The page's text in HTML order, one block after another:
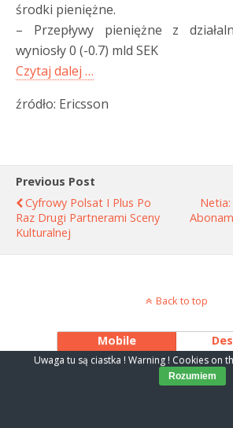
środki pieniężne.
– Przepływy pieniężne z
wyniosły 0 (-0.7) mld SEK
Czytaj dalej …
źródło: Ericsson
Previous Post
Cyfrowy Polsat I Plus Po
Raz Drugi Partnerami Sceny
Kulturalnej
Back to top
Mobile
Uwaga tu są ciastka ! Warning ! Cookies on
Rozumiem